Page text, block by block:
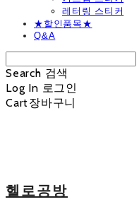
레터링 스티커
★할인품목★
Q&A
Search 검색
Log In 로그인
Cart장바구니
헬로공방